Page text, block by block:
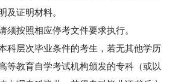
及证明材料。
须按照相应停考文件要求执行。
科层次毕业条件的考生，若无其他学历
等教育自学考试机构颁发的专科（或以